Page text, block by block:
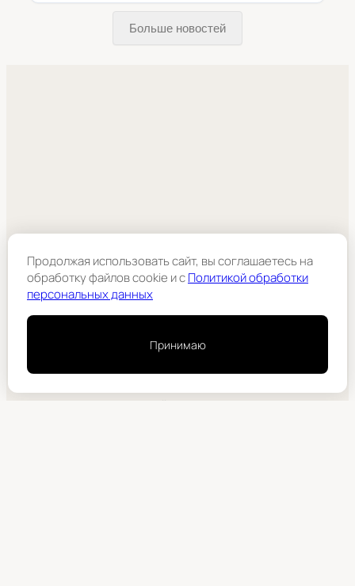
Больше новостей
Продолжая использовать сайт, вы соглашаетесь на
обработку файлов cookie и cПолитикой обработки
персональных данных
Принимаю